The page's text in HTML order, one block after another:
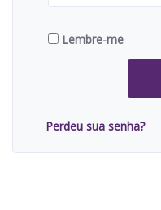
Lembre-me
Perdeu sua senha?